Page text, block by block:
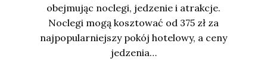
obejmując noclegi, jedzenie i atrakcje.
Noclegi mogą kosztować od 375 zł za
najpopularniejszy pokój hotelowy, a ceny
jedzenia…